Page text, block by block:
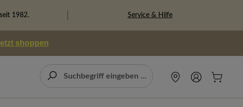
1982. Service & Hilfe
shoppen